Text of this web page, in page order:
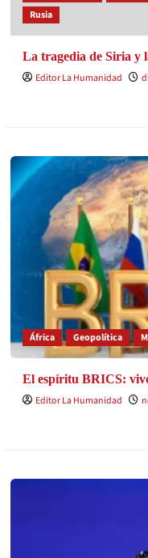
Rusia
La tragedia de Siria y
Editor La Humanidad
África Geopolítica
El espíritu BRICS:
Editor La Humanidad